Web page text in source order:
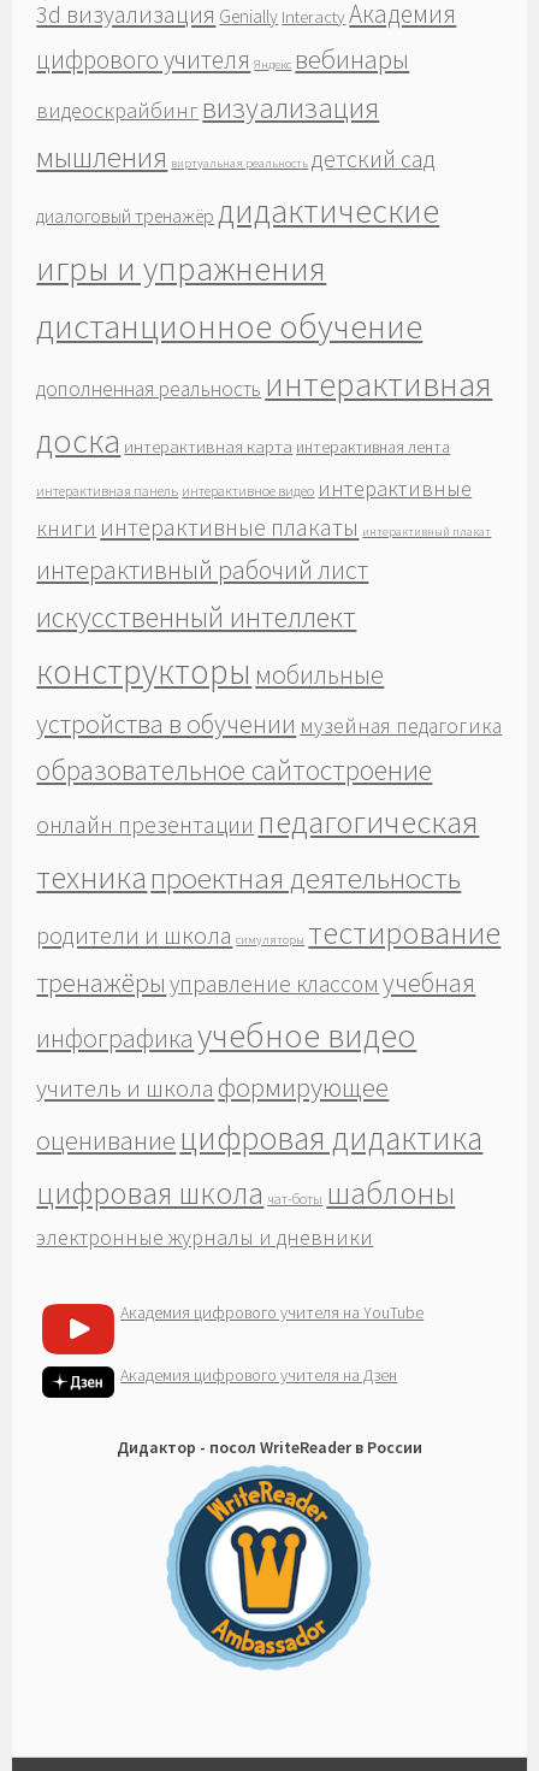
3d визуализация Genially Interacty Академия
цифрового учителя Яндекс вебинары
видеоскрайбинг визуализация
мышления виртуальная реальность детский сад
диалоговый тренажёр дидактические
игры и упражнения
дистанционное обучение
дополненная реальность интерактивная
доска интерактивная карта интерактивная лента
интерактивная панель интерактивное видео интерактивные
книги интерактивные плакаты интерактивный плакат
интерактивный рабочий лист
искусственный интеллект
конструкторы мобильные
устройства в обучении музейная педагогика
образовательное сайтостроение
онлайн презентации педагогическая
техника проектная деятельность
родители и школа симуляторы тестирование
тренажёры управление классом учебная
инфографикаучебное видео
учитель и школа формирующее
оценивание цифровая дидактика
цифровая школа чат-боты шаблоны
электронные журналы и дневники
Академия цифрового учителя на YouTube
Академия цифрового учителя на Дзен
Дидактор - посол WriteReader в России